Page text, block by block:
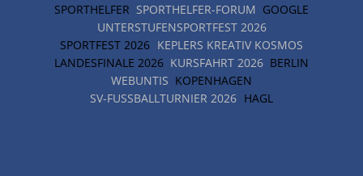
SPORTHELFER SPORTHELFER-FORUM GOOGLE
UNTERSTUFENSPORTFEST 2026
SPORTFEST 2026 KEPLERS KREATIV KOSMOS
LANDESFINALE 2026 KURSFAHRT 2026 BERLIN
WEBUNTIS KOPENHAGEN
SV-FUSSBALLTURNIER 2026
HAGL